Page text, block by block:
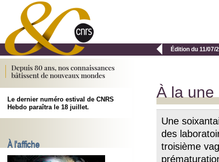
 Édition du 11/07/
Le dernier numéro estival de CNRS
Hebdo paraîtra le 18 juillet.
À l'affiche
À la une
Une
des
troisième